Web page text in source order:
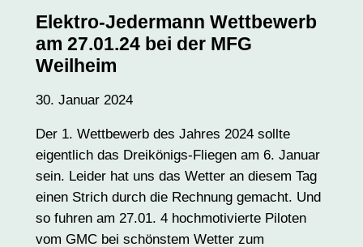
Elektro-Jedermann Wettbewerb
am 27.01.24 bei der MFG
Weilheim
30. Januar 2024
Der 1. Wettbewerb des Jahres 2024 sollte
eigentlich das Dreikönigs-Fliegen am 6. Januar
sein. Leider hat uns das Wetter an diesem Tag
einen Strich durch die Rechnung gemacht. Und
so fuhren am 27.01. 4 hochmotivierte Piloten
vom GMC bei schönstem Wetter zum